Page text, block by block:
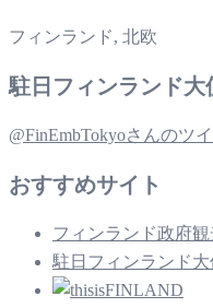
フィンランド, 北欧
駐日フィンランド
@FinEmbTokyoさんのツ
おすすめサイト
フィンランド政府観
駐日フィンランド